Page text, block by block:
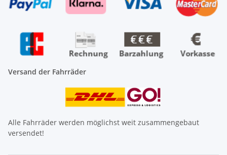
Versand der Fahrräder
Alle Fahrräder werden möglichst weit zusammengebaut
versendet!